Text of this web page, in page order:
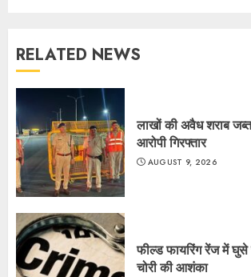
RELATED NEWS
लाखों की अवैध शराब
आरोपी गिरफ्तार
AUGUST 9, 2026
फील्ड फायरिंग रेंज में
चोरी की आशंका